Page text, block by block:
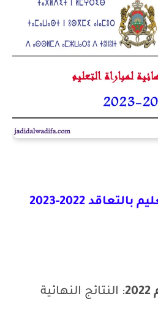
2022-2023
: النتائج النهائية